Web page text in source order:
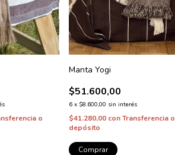
o
Manta Yogi
$51.600,00
6 x $8.600,00 sin interés
$41.280,00 con Transferencia o
depósito
Comprar